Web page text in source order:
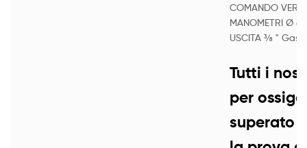
COMANDO
MANOMETRI Ø 63
USCITA ⅜ " Gas
Tutti i
per
superato